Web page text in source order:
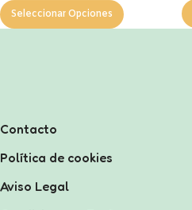
Seleccionar Opciones
Contacto
Política de cookies
Aviso Legal